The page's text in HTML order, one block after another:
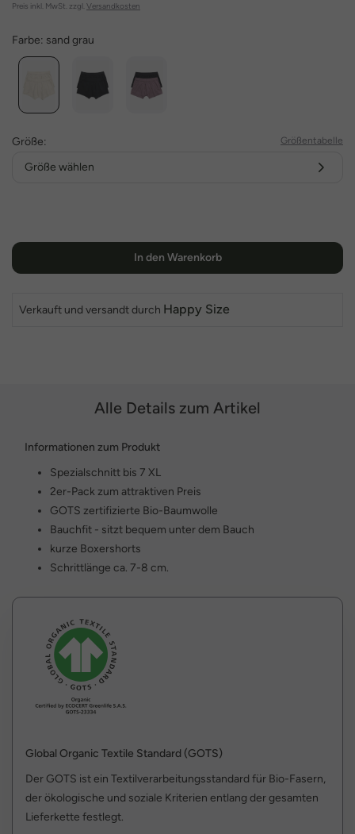
Preis inkl. MwSt. zzgl. Versandkosten
Farbe: sand grau
Größe: Größentabelle
Größe wählen
In den Warenkorb
Verkauft und versandt durch Happy Size
Alle Details zum Artikel
Informationen zum Produkt
Spezialschnitt bis 7 XL
2er-Pack zum attraktiven Preis
GOTS zertifizierte Bio-Baumwolle
Bauchfit - sitzt bequem unter dem Bauch
kurze Boxershorts
Schrittlänge ca. 7-8 cm.
Global Organic Textile Standard (GOTS)
Der GOTS ist ein Textilverarbeitungsstandard für Bio-Fasern,
der ökologische und soziale Kriterien entlang der gesamten
Lieferkette festlegt.